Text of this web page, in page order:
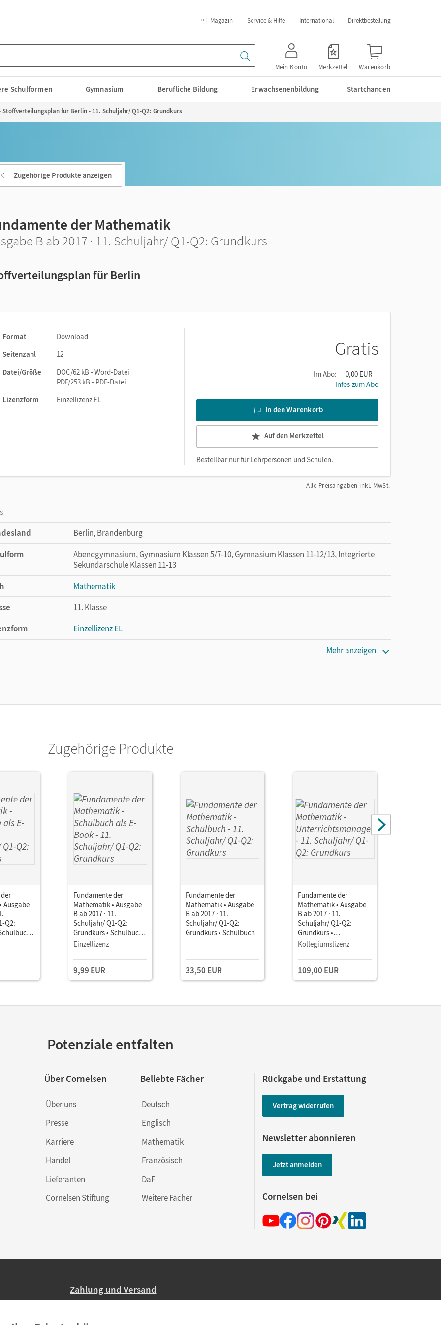
Magazin Service & Hilfe International Direktbestellung
Mein Konto Merkzettel Warenkorb
Schulformen Gymnasium Berufliche Bildung Erwachsenenbildung Startchancen
für Berlin - 11. Schuljahr/ Q1-Q2: Grundkurs
Zugehörige Produkte anzeigen
der Mathematik
B ab 2017 · 11. Schuljahr/ Q1-Q2: Grundkurs
für Berlin
Format
Download
Seitenzahl
12
Datei/Größe
DOC/62 kB - Word-Datei
PDF/253 kB - PDF-Datei
Lizenzform
Einzellizenz EL
Gratis
Im Abo:
0,00 EUR
Infos zum Abo
In den Warenkorb
Auf den Merkzettel
Bestellbar nur fürLehrpersonen und Schulen.
Alle Preisangaben inkl. MwSt.
Berlin, Brandenburg
Abendgymnasium, Gymnasium Klassen 5/7-10, Gymnasium Klassen 11-12/13, Integrierte
Sekundarschule Klassen 11-13
Mathematik
11. Klasse
Einzellizenz EL
Mehr anzeigen
Zugehörige Produkte
Ausgabe
Q2:
Fundamente der
Mathematik • Ausgabe
B ab 2017 · 11.
Schuljahr/ Q1-Q2:
Grundkurs • Schulbuch
als E-Book Mit Medien
Einzellizenz
9,99 EUR
Fundamente der
Mathematik • Ausgabe
B ab 2017 · 11.
Schuljahr/ Q1-Q2:
Grundkurs • Schulbuch
33,50 EUR
Fundamente der
Mathematik • Ausgabe
B ab 2017 · 11.
Schuljahr/ Q1-Q2:
Grundkurs •
Unterrichtsmanager E-
Book mit
Lehrkräftematerialien
und Planungstools
Kollegiumslizenz
109,00 EUR
Potenziale entfalten
Über Cornelsen
Über uns
Presse
Karriere
Handel
Lieferanten
Cornelsen Stiftung
Beliebte Fächer
Deutsch
Englisch
Mathematik
Französisch
DaF
Weitere Fächer
Rückgabe und Erstattung
Vertrag widerrufen
Newsletter abonnieren
Jetzt anmelden
Cornelsen bei
Zahlung und Versand